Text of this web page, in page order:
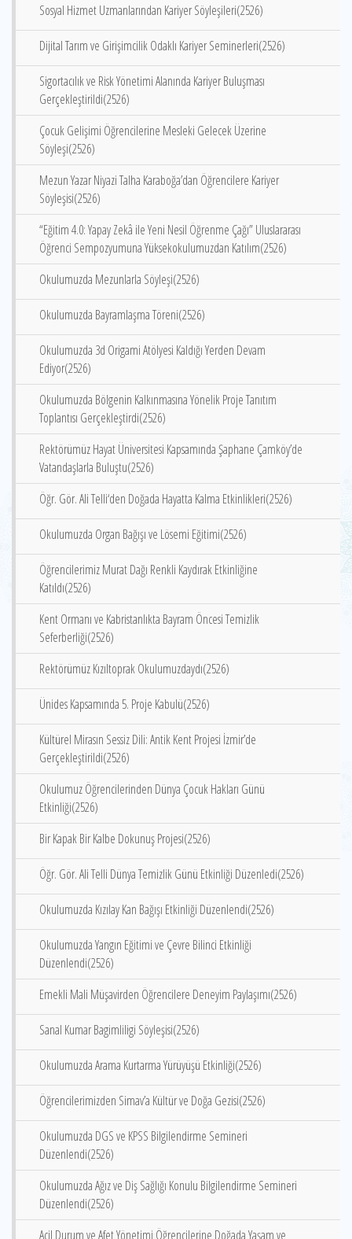
Sosyal Hizmet Uzmanlarından Kariyer Söyleşileri(2526)
Dijital Tarım ve Girişimcilik Odaklı Kariyer Seminerleri(2526)
Sigortacılık ve Risk Yönetimi Alanında Kariyer Buluşması
Gerçekleştirildi(2526)
Çocuk Gelişimi Öğrencilerine Mesleki Gelecek Üzerine
Söyleşi(2526)
Mezun Yazar Niyazi Talha Karaboğa’dan Öğrencilere Kariyer
Söyleşisi(2526)
“Eğitim 4.0: Yapay Zekâ ile Yeni Nesil Öğrenme Çağı” Uluslararası
Öğrenci Sempozyumuna Yüksekokulumuzdan Katılım(2526)
Okulumuzda Mezunlarla Söyleşi(2526)
Okulumuzda Bayramlaşma Töreni(2526)
Okulumuzda 3d Origami Atölyesi Kaldığı Yerden Devam
Ediyor(2526)
Okulumuzda Bölgenin Kalkınmasına Yönelik Proje Tanıtım
Toplantısı Gerçekleştirdi(2526)
Rektörümüz Hayat Üniversitesi Kapsamında Şaphane Çamköy’de
Vatandaşlarla Buluştu(2526)
Öğr. Gör. Ali Telli‘den Doğada Hayatta Kalma Etkinlikleri(2526)
Okulumuzda Organ Bağışı ve Lösemi Eğitimi(2526)
Öğrencilerimiz Murat Dağı Renkli Kaydırak Etkinliğine
Katıldı(2526)
Kent Ormanı ve Kabristanlıkta Bayram Öncesi Temizlik
Seferberliği(2526)
Rektörümüz Kızıltoprak Okulumuzdaydı(2526)
Ünides Kapsamında 5. Proje Kabulü(2526)
Kültürel Mirasın Sessiz Dili: Antik Kent Projesi İzmir’de
Gerçekleştirildi(2526)
Okulumuz Öğrencilerinden Dünya Çocuk Hakları Günü
Etkinliği(2526)
Bir Kapak Bir Kalbe Dokunuş Projesi(2526)
Öğr. Gör. Ali Telli Dünya Temizlik Günü Etkinliği Düzenledi(2526)
Okulumuzda Kızılay Kan Bağışı Etkinliği Düzenlendi(2526)
Okulumuzda Yangın Eğitimi ve Çevre Bilinci Etkinliği
Düzenlendi(2526)
Emekli Mali Müşavirden Öğrencilere Deneyim Paylaşımı(2526)
Sanal Kumar Bagimliligi Söyleşisi(2526)
Okulumuzda Arama Kurtarma Yürüyüşü Etkinliği(2526)
Öğrencilerimizden Simav’a Kültür ve Doğa Gezisi(2526)
Okulumuzda DGS ve KPSS Bilgilendirme Semineri
Düzenlendi(2526)
Okulumuzda Ağız ve Diş Sağlığı Konulu Bilgilendirme Semineri
Düzenlendi(2526)
Acil Durum ve Afet Yönetimi Öğrencilerine Doğada Yaşam ve